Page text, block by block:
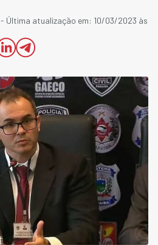
- Última atualização em: 10/03/2023 às